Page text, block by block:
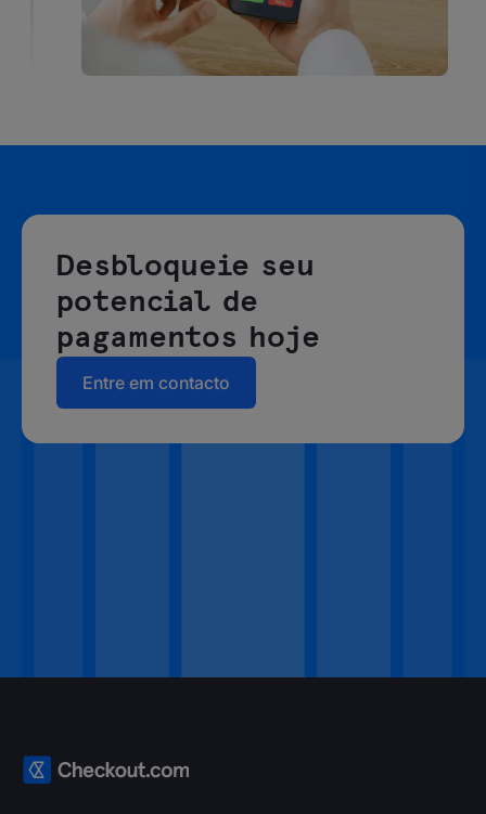
Desbloqueie seu
potencial de
pagamentos hoje
Entre em contacto